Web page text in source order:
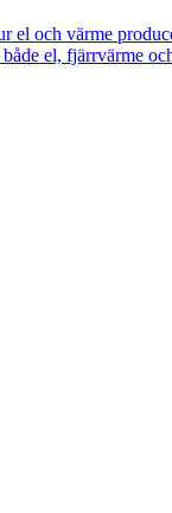
el och värme
el, fjärrvärme